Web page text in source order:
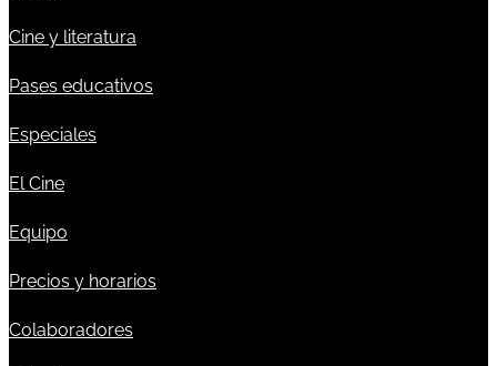
Cine y literatura
Pases educativos
Especiales
El Cine
Equipo
Precios y horarios
Colaboradores